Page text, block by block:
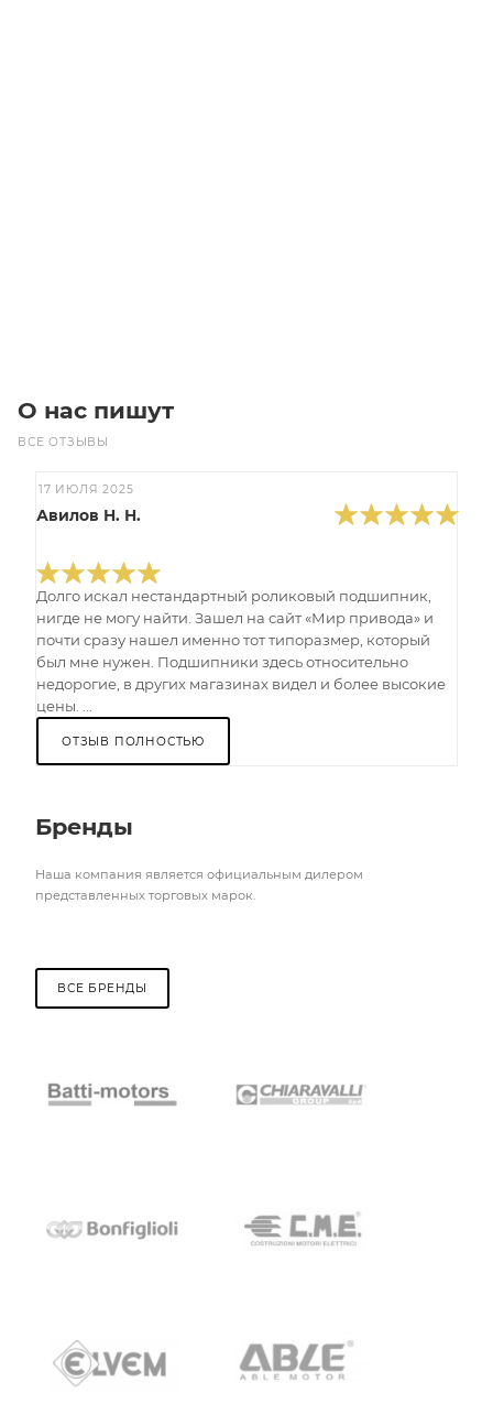
О нас пишут
ВСЕ ОТЗЫВЫ
17 ИЮЛЯ 2025
Авилов Н. Н.
Долго искал нестандартный роликовый подшипник,
нигде не могу найти. Зашел на сайт «Мир привода» и
почти сразу нашел именно тот типоразмер, который
был мне нужен. Подшипники здесь относительно
недорогие, в других магазинах видел и более высокие
цены. ...
ОТЗЫВ ПОЛНОСТЬЮ
Бренды
Наша компания является официальным дилером
представленных торговых марок.
ВСЕ БРЕНДЫ